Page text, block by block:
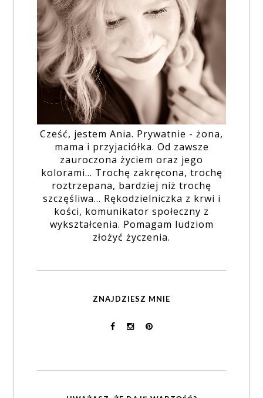
Cześć, jestem Ania. Prywatnie - żona,
mama i przyjaciółka. Od zawsze
zauroczona życiem oraz jego
kolorami... Trochę zakręcona, trochę
roztrzepana, bardziej niż trochę
szczęśliwa... Rękodzielniczka z krwi i
kości, komunikator społeczny z
wykształcenia. Pomagam ludziom
złożyć życzenia.
ZNAJDZIESZ MNIE